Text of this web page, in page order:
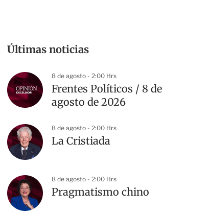
Últimas noticias
8 de agosto - 2:00 Hrs
Frentes Políticos / 8 de
agosto de 2026
8 de agosto - 2:00 Hrs
La Cristiada
8 de agosto - 2:00 Hrs
Pragmatismo chino